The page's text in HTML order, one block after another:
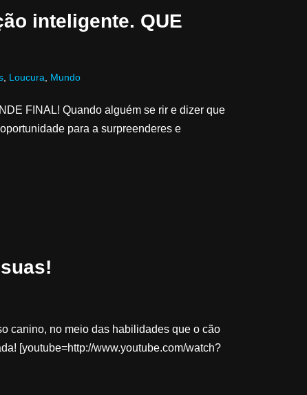
inteligente. QUE
Loucura Mundo
FINAL! Quando alguém se rir e dizer que
para a surpreenderes e
canino, no meio das habilidades que o cão
[youtube=http://www.youtube.com/watch?